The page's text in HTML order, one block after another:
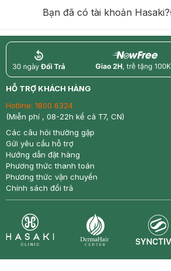
Bạn đã có tài khoản Hasaki?
return nowfree
HỖ TRỢ KHÁCH HÀNG
Hotline: 1800 6324
(Miễn phí , 08-22h kể cả T7, CN)
Các câu hỏi thường gặp
Gửi yêu cầu hỗ trợ
Hướng dẫn đặt hàng
Phương thức thanh toán
Phương thức vận chuyển
Chính sách đổi trả